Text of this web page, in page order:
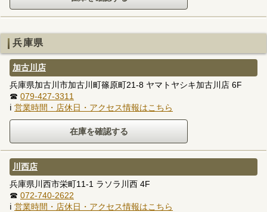
兵庫県
加古川店
兵庫県加古川市加古川町篠原町21-8 ヤマトヤシキ加古川店 6F
☎ 079-427-3311
ℹ 営業時間・店休日・アクセス情報はこちら
川西店
兵庫県川西市栄町11-1 ラソラ川西 4F
☎ 072-740-2622
ℹ 営業時間・店休日・アクセス情報はこちら